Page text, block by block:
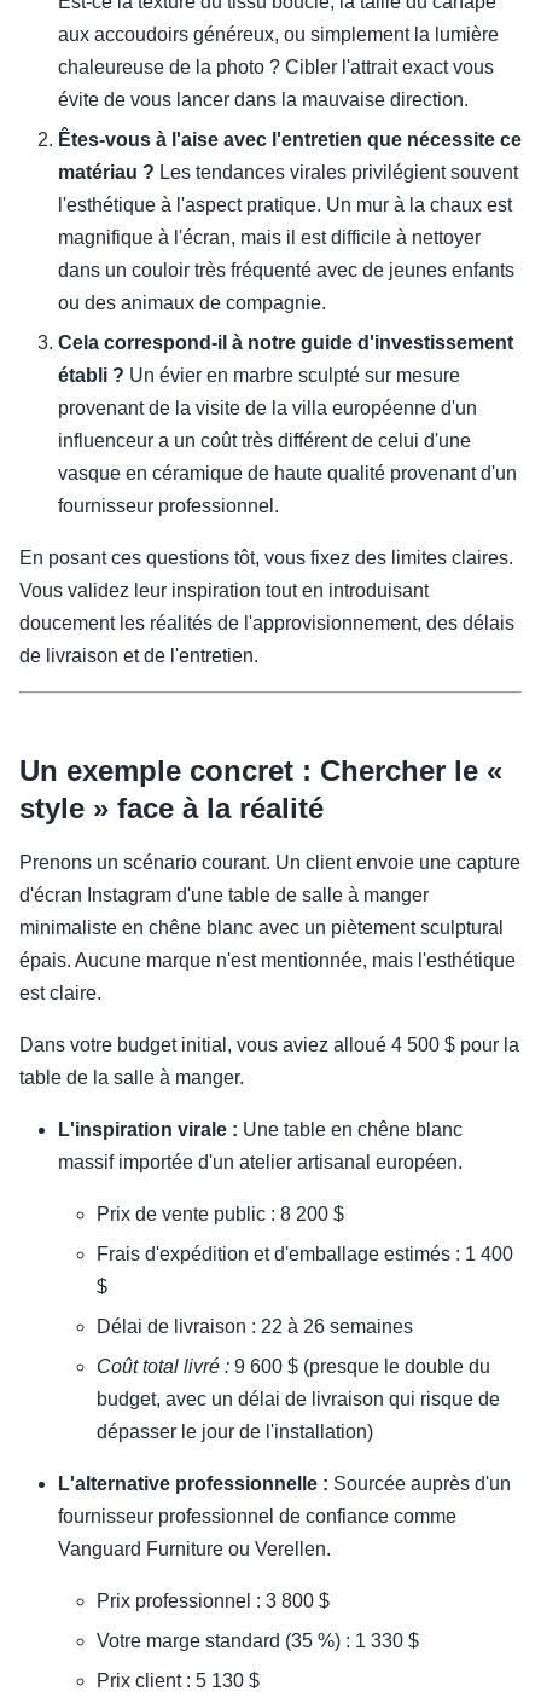
aux accoudoirs généreux, ou simplement la lumière
chaleureuse de la photo ? Cibler l'attrait exact vous
évite de vous lancer dans la mauvaise direction.
Êtes-vous à l'aise avec l'entretien que nécessite ce
matériau ? Les tendances virales privilégient souvent
l'esthétique à l'aspect pratique. Un mur à la chaux est
magnifique à l'écran, mais il est difficile à nettoyer
dans un couloir très fréquenté avec de jeunes enfants
ou des animaux de compagnie.
Cela correspond-il à notre guide d'investissement
établi ? Un évier en marbre sculpté sur mesure
provenant de la visite de la villa européenne d'un
influenceur a un coût très différent de celui d'une
vasque en céramique de haute qualité provenant d'un
fournisseur professionnel.
En posant ces questions tôt, vous fixez des limites claires.
Vous validez leur inspiration tout en introduisant
doucement les réalités de l'approvisionnement, des délais
de livraison et de l'entretien.
Un exemple concret : Chercher le «
style » face à la réalité
Prenons un scénario courant. Un client envoie une capture
d'écran Instagram d'une table de salle à manger
minimaliste en chêne blanc avec un piètement sculptural
épais. Aucune marque n'est mentionnée, mais l'esthétique
est claire.
Dans votre budget initial, vous aviez alloué 4 500 $ pour la
table de la salle à manger.
L'inspiration virale : Une table en chêne blanc
massif importée d'un atelier artisanal européen.
Prix de vente public : 8 200 $
Frais d'expédition et d'emballage estimés : 1 400
$
Délai de livraison : 22 à 26 semaines
Coût total livré : 9 600 $ (presque le double du
budget, avec un délai de livraison qui risque de
dépasser le jour de l'installation)
L'alternative professionnelle : Sourcée auprès d'un
fournisseur professionnel de confiance comme
Vanguard Furniture ou Verellen.
Prix professionnel : 3 800 $
Votre marge standard (35 %) : 1 330 $
Prix client : 5 130 $